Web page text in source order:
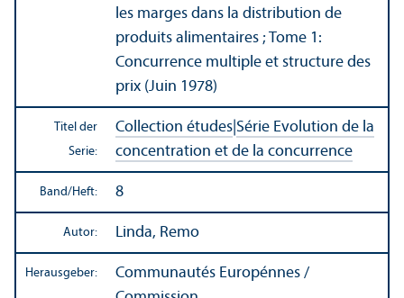
les marges dans la distribution de
produits alimentaires ; Tome 1:
Concurrence multiple et structure des
prix (Juin 1978)
Titel der
Serie:
Collection études Série Evolution de la
concentration et de la concurrence
Band/Heft: 8
Autor: Linda, Remo
Herausgeber:
Communautés Europénnes /